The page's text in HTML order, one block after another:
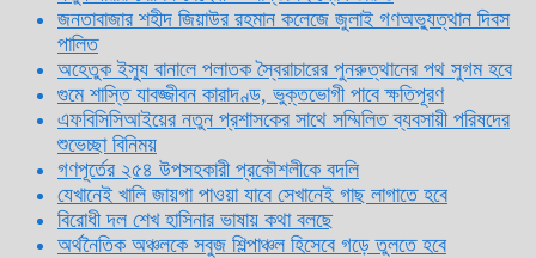
জনতাবাজার শহীদ জিয়াউর রহমান কলেজে জুলাই গণঅভ্যুত্থান দিবস
পালিত
অহেতুক ইস্যু বানালে পলাতক স্বৈরাচারের পুনরুত্থানের পথ সুগম হবে
গুমে শাস্তি যাবজ্জীবন কারাদণ্ড, ভুক্তভোগী পাবে ক্ষতিপূরণ
এফবিসিসিআইয়ের নতুন প্রশাসকের সাথে সম্মিলিত ব্যবসায়ী পরিষদের
শুভেচ্ছা বিনিময়
গণপূর্তের ২৫৪ উপসহকারী প্রকৌশলীকে বদলি
যেখানেই খালি জায়গা পাওয়া যাবে সেখানেই গাছ লাগাতে হবে
বিরোধী দল শেখ হাসিনার ভাষায় কথা বলছে
অর্থনৈতিক অঞ্চলকে সবুজ শিল্পাঞ্চল হিসেবে গড়ে তুলতে হবে